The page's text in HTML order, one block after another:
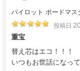
パイロット ボードマス
投稿日
重宝
替え芯はエコ！！！
いつもお世話になっ